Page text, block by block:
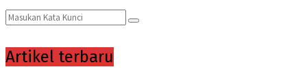
Search
for:
Search
Artikel terbaru